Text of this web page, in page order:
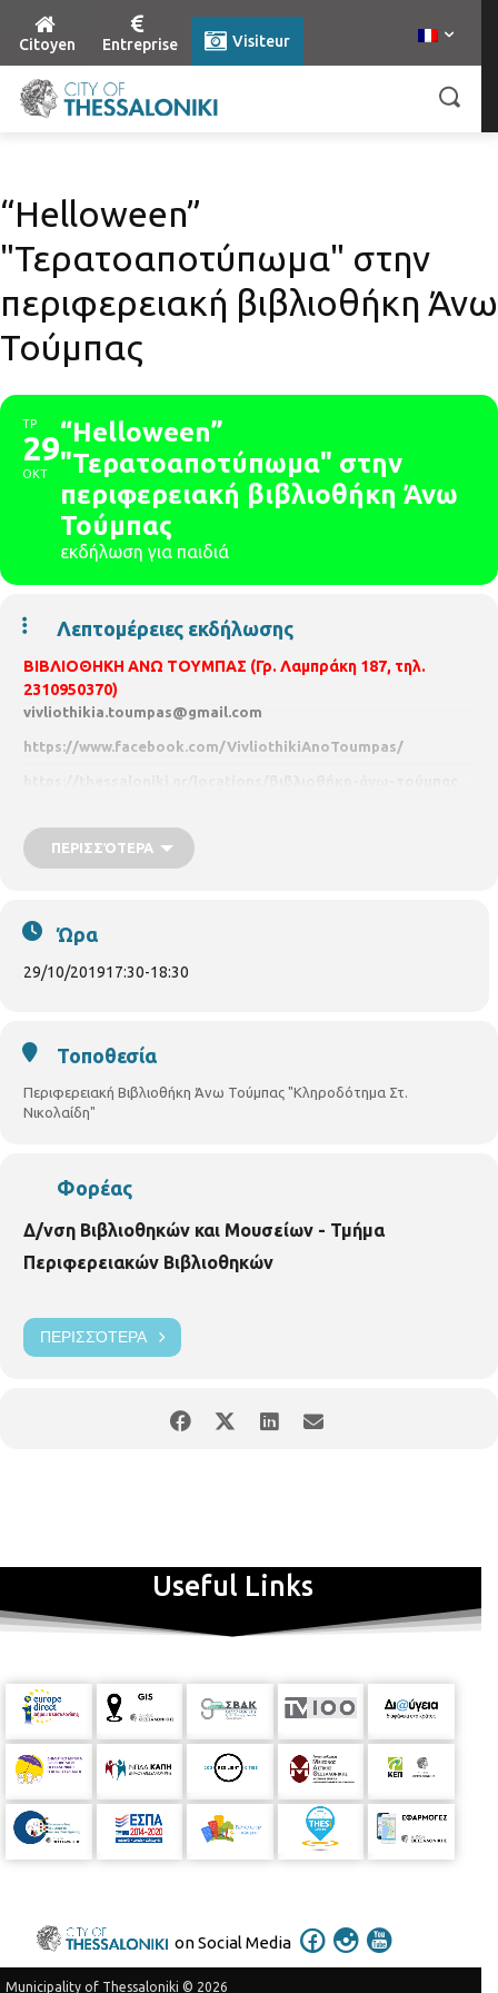
Citoyen Entreprise Visiteur
“Helloween”
"Τερατοαποτύπωμα" στην
περιφερειακή βιβλιοθήκη Άνω
Τούμπας
ΤΡ
29
ΟΚΤ
“Helloween”
"Τερατοαποτύπωμα" στην
περιφερειακή βιβλιοθήκη Άνω
Τούμπας
εκδήλωση για παιδιά
Λεπτομέρειες εκδήλωσης
ΒΙΒΛΙΟΘΗΚΗ ΑΝΩ ΤΟΥΜΠΑΣ (Γρ. Λαμπράκη 187, τηλ.
2310950370)
vivliothikia.toumpas@gmail.com
https://www.facebook.com/VivliothikiAnoToumpas/
Δευτέρα – Παρασκευή : 8:00 – 20:30
“Helloween” "Τερατοαποτύπωμα"
την κατασκευή με το όνομα “Τερατοαποτύπωμα”
κόλλα υγρή, ψαλίδι και "γουρλωτά μάτια".
ΠΕΡΙΣΣΌΤΕΡΑ
Ώρα
29/10/201917:30-18:30
Τοποθεσία
Περιφερειακή Βιβλιοθήκη Άνω Τούμπας "Κληροδότημα Στ.
Νικολαίδη"
Φορέας
Δ/νση Βιβλιοθηκών και Μουσείων - Τμήμα
Περιφερειακών Βιβλιοθηκών
ΠΕΡΙΣΣΌΤΕΡΑ
Useful Links
on Social Media
Municipality of Thessaloniki © 2026